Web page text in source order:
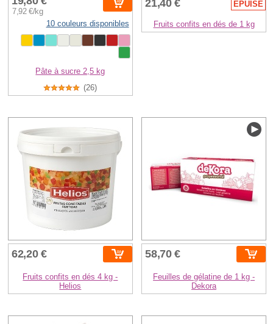
7,92 €/kg
10 couleurs disponibles
Pâte à sucre 2,5 kg
(26)
21,40 € ÉPUISÉ
Fruits confits en dés de 1 kg
62,20 €
Fruits confits en dés 4 kg -
Helios
58,70 €
Feuilles de gélatine de 1 kg -
Dekora